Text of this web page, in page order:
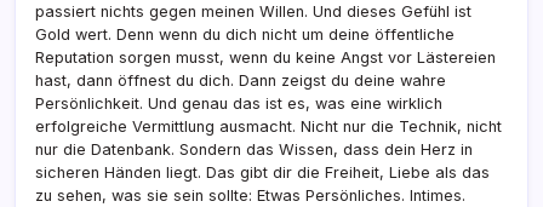
passiert nichts gegen meinen Willen. Und dieses Gefühl ist
Gold wert. Denn wenn du dich nicht um deine öffentliche
Reputation sorgen musst, wenn du keine Angst vor Lästereien
hast, dann öffnest du dich. Dann zeigst du deine wahre
Persönlichkeit. Und genau das ist es, was eine wirklich
erfolgreiche Vermittlung ausmacht. Nicht nur die Technik, nicht
nur die Datenbank. Sondern das Wissen, dass dein Herz in
sicheren Händen liegt. Das gibt dir die Freiheit, Liebe als das
zu sehen, was sie sein sollte: Etwas Persönliches. Intimes.